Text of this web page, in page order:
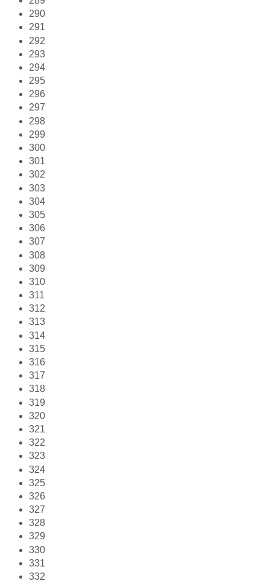
290
291
292
293
294
295
296
297
298
299
300
301
302
303
304
305
306
307
308
309
310
311
312
313
314
315
316
317
318
319
320
321
322
323
324
325
326
327
328
329
330
331
332